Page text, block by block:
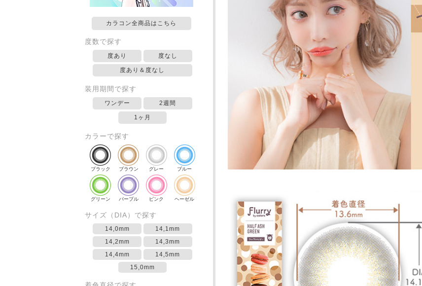
カラコン全商品はこちら
度数で探す
度あり 度なし
度あり＆度なし
装用期間で探す
ワンデー 2週間
1ヶ月
カラーで探す
ブラック ブラウン グレー ブルー
グリーン パープル ピンク ヘーゼル
サイズ（DIA）で探す
14,0mm
14,1mm
14,2mm
14,3mm
14,4mm
14,5mm
15,0mm